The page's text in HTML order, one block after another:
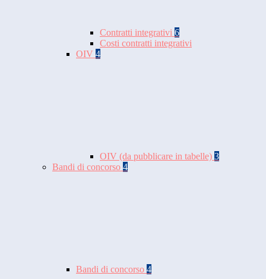
Contratti integrativi 6
Costi contratti integrativi
OIV 4
OIV (da pubblicare in tabelle) 3
Bandi di concorso 4
Bandi di concorso 4